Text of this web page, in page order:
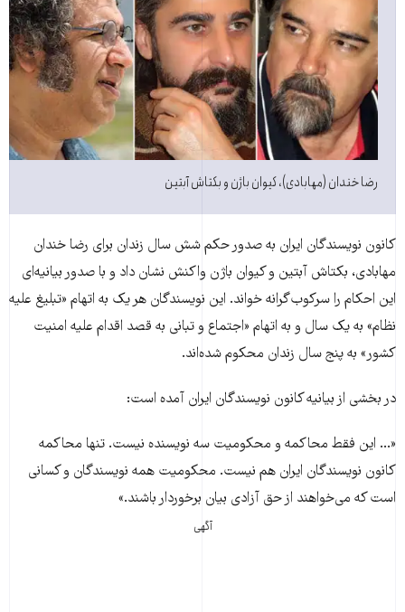
رضا خندان (مهابادی)، کیوان باژن و بکتاش آبتین
کانون نویسندگان ایران به صدور حکم شش سال زندان برای رضا خندان
مهابادی، بکتاش آبتین و کیوان باژن واکنش نشان داد و با صدور بیانیه‌ای
این احکام را سرکوب‌گرانه خواند. این نویسندگان هر یک به اتهام «تبلیغ علیه
نظام» به یک سال و به اتهام «اجتماع و تبانی به قصد اقدام علیه امنیت
کشور» به پنج سال زندان محکوم شده‌اند.
در بخشی از بیانیه کانون نویسندگان ایران آمده است:
«... این فقط محاکمه‌ و محکومیت سه نویسنده نیست. تنها محاکمه‌
کانون نویسندگان ایران هم نیست. محکومیت همه‌ نویسندگان و کسانی
است که می‌خواهند از حق آزادی بیان برخوردار باشند.»
آگهی